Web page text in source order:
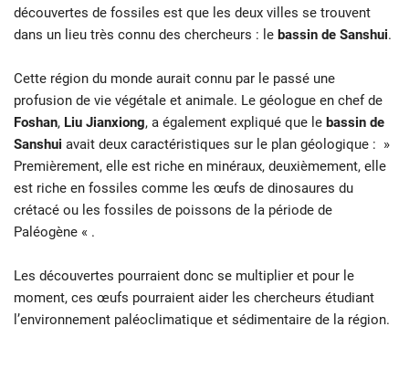
découvertes de fossiles est que les deux villes se trouvent
dans un lieu très connu des chercheurs : le bassin de Sanshui.
Cette région du monde aurait connu par le passé une
profusion de vie végétale et animale. Le géologue en chef de
Foshan, Liu Jianxiong, a également expliqué que le bassin de
Sanshui avait deux caractéristiques sur le plan géologique : »
Premièrement, elle est riche en minéraux, deuxièmement, elle
est riche en fossiles comme les œufs de dinosaures du
crétacé ou les fossiles de poissons de la période de
Paléogène « .
Les découvertes pourraient donc se multiplier et pour le
moment, ces œufs pourraient aider les chercheurs étudiant
l’environnement paléoclimatique et sédimentaire de la région.